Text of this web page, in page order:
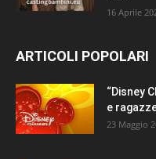
16 Aprile
ARTICOLI POPOLARI
“Disney
e
23 Maggio